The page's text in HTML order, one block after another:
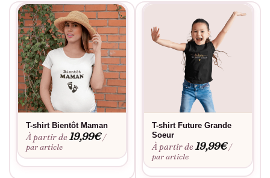
praticité : exactement ce qu’on attend d’un essentiel moderne.
T-shirt Bientôt Maman
À partir de19,99€ /
par article
T-shirt Future Grande
Soeur
À partir de19,99€ /
par article